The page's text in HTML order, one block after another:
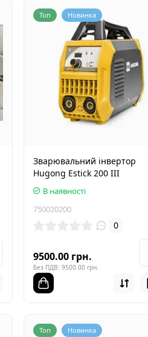
Топ Новинка
Зварювальний інвертор
Hugong Estick 200 III
В наявності
750020200
0
9500.00 грн.
Без ПДВ: 9500.00 грн.
Топ Новинка